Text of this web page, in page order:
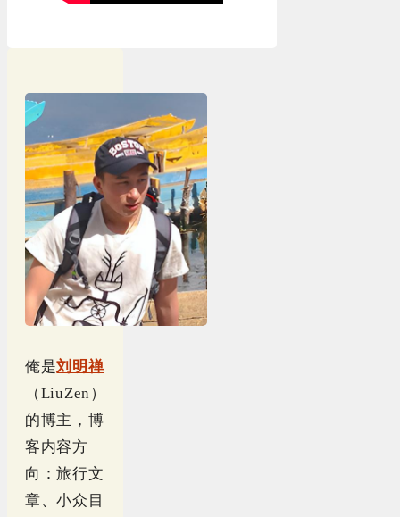
俺是刘明禅
（LiuZen）
的博主，博
客内容方
向：旅行文
章、小众目